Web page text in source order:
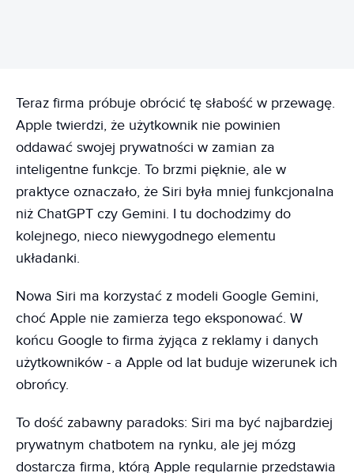
Teraz firma próbuje obrócić tę słabość w przewagę.
Apple twierdzi, że użytkownik nie powinien
oddawać swojej prywatności w zamian za
inteligentne funkcje. To brzmi pięknie, ale w
praktyce oznaczało, że Siri była mniej funkcjonalna
niż ChatGPT czy Gemini. I tu dochodzimy do
kolejnego, nieco niewygodnego elementu
układanki.
Nowa Siri ma korzystać z modeli Google Gemini,
choć Apple nie zamierza tego eksponować. W
końcu Google to firma żyjąca z reklamy i danych
użytkowników - a Apple od lat buduje wizerunek ich
obrońcy.
To dość zabawny paradoks: Siri ma być najbardziej
prywatnym chatbotem na rynku, ale jej mózg
dostarcza firma, którą Apple regularnie przedstawia